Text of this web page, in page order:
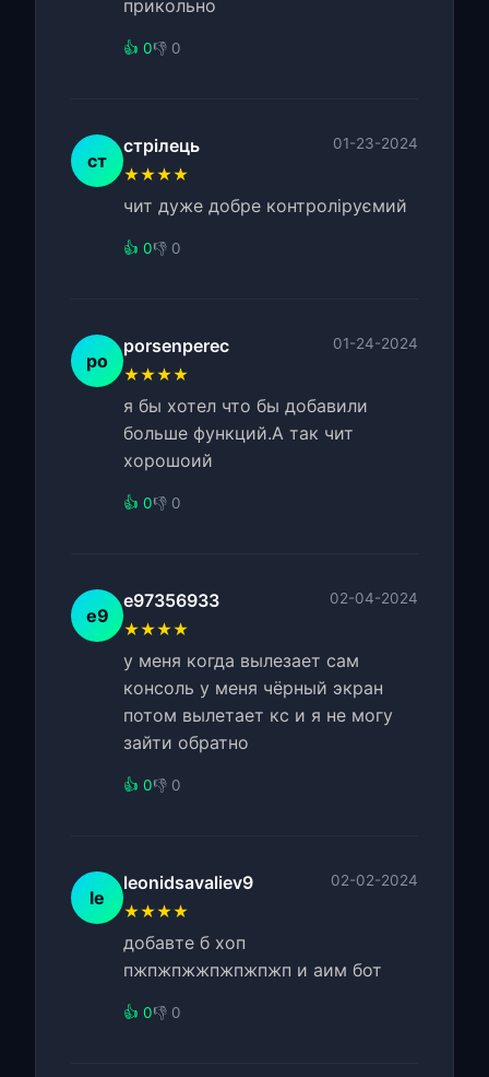
прикольно
👍 0👎 0
ст
стрілець 01-23-2024
★★★★
чит дуже добре контроліруємий
👍 0👎 0
po
porsenperec 01-24-2024
★★★★
я бы хотел что бы добавили
больше функций.А так чит
хорошоий
👍 0👎 0
e9
e97356933 02-04-2024
★★★★
у меня когда вылезает сам
консоль у меня чёрный экран
потом вылетает кс и я не могу
зайти обратно
👍 0👎 0
le
leonidsavaliev9 02-02-2024
★★★★
добавте б хоп
пжпжпжжпжпжпжп и аим бот
👍 0👎 0